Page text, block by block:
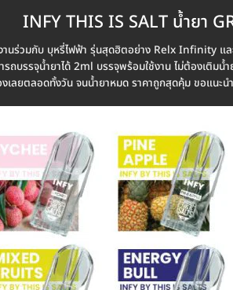
INFY THIS IS SALT น้ำยา
งานร่วมกับ บุหรี่ไฟฟ้า รุ่นสุดฮิตอย่าง Relx
รรจุน้ำยาได้ 2ml บรรจุพร้อมใช้งาน ไม่ต้องเติมน้
งเลยตลอดทั้งวัน จนน้ำยาหมด ราคาถูกสุดคุ้ม ขอแนะ